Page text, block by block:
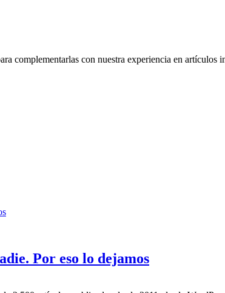
complementarlas con nuestra experiencia en
Por eso lo dejamos